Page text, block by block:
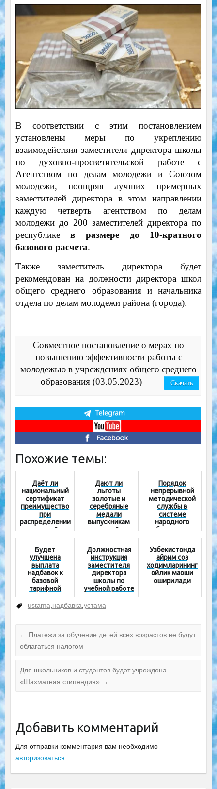
В соответствии с этим постановлением
установлены меры по укреплению
взаимодействия заместителя директора школы
по духовно-просветительской работе с
Агентством по делам молодежи и Союзом
молодежи, поощряя лучших примерных
заместителей директора в этом направлении
каждую четверть агентством по делам
молодежи до 200 заместителей директора по
республикев размере до 10-кратного
базового расчета.
Также заместитель директора будет
рекомендован на должности директора школ
общего среднего образования и начальника
отдела по делам молодежи района (города).
Совместное постановление о мерах по
повышению эффективности работы с
молодежью в учреждениях общего среднего
образования (03.05.2023)
Скачать
Похожие темы:
Даёт ли
национальный
сертификат
преимущество
при
распределении
уроков?
Дают ли
льготы
золотые и
серебряные
медали
выпускникам
школ?
Порядок
непрерывной
методической
службы в
системе
народного
образования
Будет
улучшена
выплата
надбавок к
базовой
тарифной
некоторым
работникам
Должностная
инструкция
заместителя
директора
школы по
учебной работе
Ўзбекистонда
айрим соҳа
ходимларининг
ойлик маоши
оширилади
ustama,надбавка,устама
← Платежи за обучение детей всех возрастов не будут
облагаться налогом
Для школьников и студентов будет учреждена
«Шахматная стипендия» →
Добавить комментарий
Для отправки комментария вам необходимо
авторизоваться.